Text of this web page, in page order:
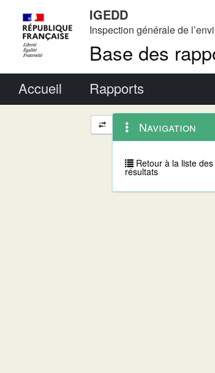
IGEDD
Inspection générale de
Base des
Accueil Rapports
Navigation
et
outils
annexes
contextuel
Navigation
Retour à la liste des
résultats